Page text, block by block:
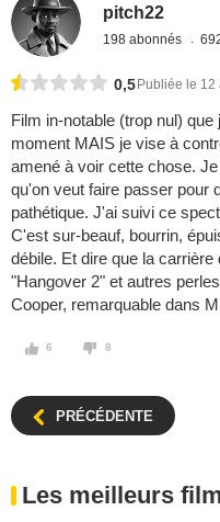
pitch22
198 abonnés
0,5 Publiée le 12
Film in-notable (trop nul)
moment MAIS je vise à
amené à voir cette chose.
qu'on veut faire passer pour
pathétique. J'ai suivi ce
C'est sur-beauf, bourrin,
débile. Et dire que la
"Hangover 2" et autres
Cooper, remarquable dans
6 8
PRÉCÉDENTE
Les meilleurs